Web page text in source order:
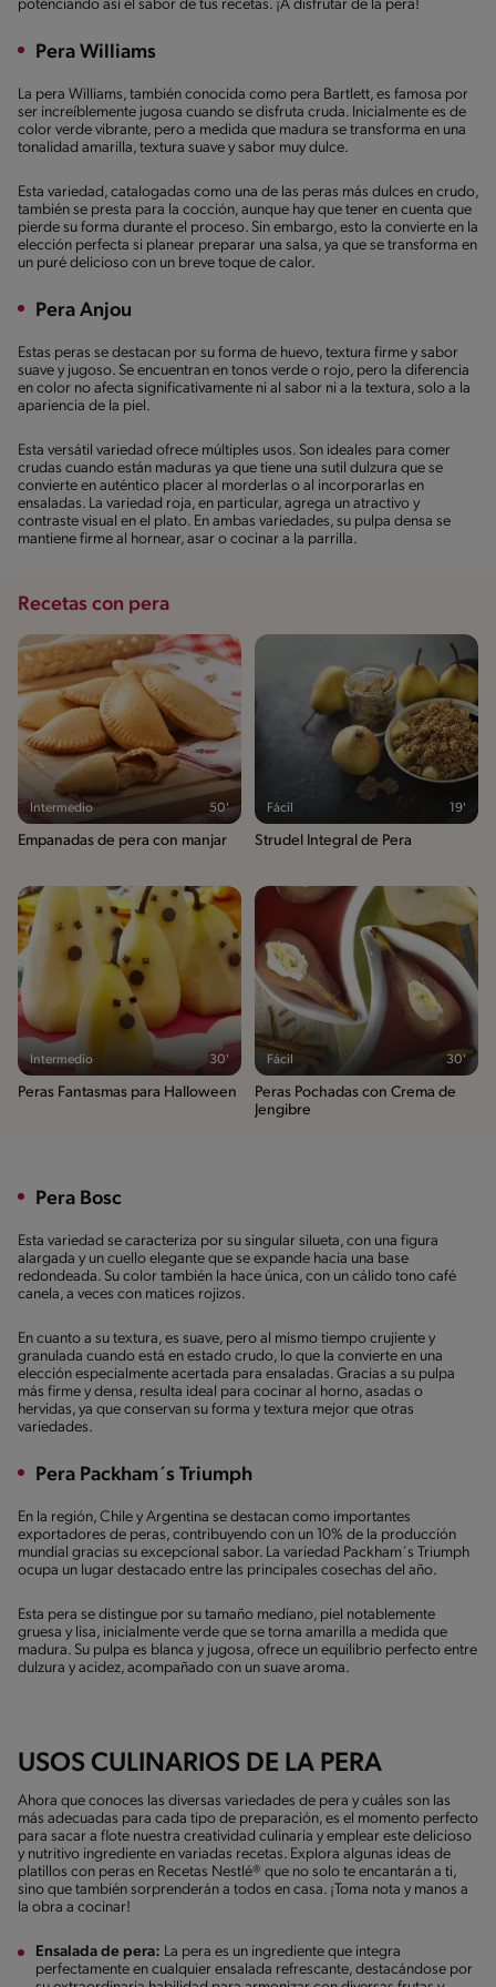
potenciando así el sabor de tus recetas. ¡A disfrutar de la pera!
Pera Williams
La pera Williams, también conocida como pera Bartlett, es famosa por
ser increíblemente jugosa cuando se disfruta cruda. Inicialmente es de
color verde vibrante, pero a medida que madura se transforma en una
tonalidad amarilla, textura suave y sabor muy dulce.
Esta variedad, catalogadas como una de las peras más dulces en crudo,
también se presta para la cocción, aunque hay que tener en cuenta que
pierde su forma durante el proceso. Sin embargo, esto la convierte en la
elección perfecta si planear preparar una salsa, ya que se transforma en
un puré delicioso con un breve toque de calor.
Pera Anjou
Estas peras se destacan por su forma de huevo, textura firme y sabor
suave y jugoso. Se encuentran en tonos verde o rojo, pero la diferencia
en color no afecta significativamente ni al sabor ni a la textura, solo a la
apariencia de la piel.
Esta versátil variedad ofrece múltiples usos. Son ideales para comer
crudas cuando están maduras ya que tiene una sutil dulzura que se
convierte en auténtico placer al morderlas o al incorporarlas en
ensaladas. La variedad roja, en particular, agrega un atractivo y
contraste visual en el plato. En ambas variedades, su pulpa densa se
mantiene firme al hornear, asar o cocinar a la parrilla.
Recetas con pera
Intermedio 50'
Empanadas de pera con manjar
Fácil 19'
Strudel Integral de Pera
Intermedio 30'
Peras Fantasmas para Halloween
Fácil 30'
Peras Pochadas con Crema de
Jengibre
Pera Bosc
Esta variedad se caracteriza por su singular silueta, con una figura
alargada y un cuello elegante que se expande hacia una base
redondeada. Su color también la hace única, con un cálido tono café
canela, a veces con matices rojizos.
En cuanto a su textura, es suave, pero al mismo tiempo crujiente y
granulada cuando está en estado crudo, lo que la convierte en una
elección especialmente acertada para ensaladas. Gracias a su pulpa
más firme y densa, resulta ideal para cocinar al horno, asadas o
hervidas, ya que conservan su forma y textura mejor que otras
variedades.
Pera Packham´s Triumph
En la región, Chile y Argentina se destacan como importantes
exportadores de peras, contribuyendo con un 10% de la producción
mundial gracias su excepcional sabor. La variedad Packham´s Triumph
ocupa un lugar destacado entre las principales cosechas del año.
Esta pera se distingue por su tamaño mediano, piel notablemente
gruesa y lisa, inicialmente verde que se torna amarilla a medida que
madura. Su pulpa es blanca y jugosa, ofrece un equilibrio perfecto entre
dulzura y acidez, acompañado con un suave aroma.
USOS CULINARIOS DE LA PERA
Ahora que conoces las diversas variedades de pera y cuáles son las
más adecuadas para cada tipo de preparación, es el momento perfecto
para sacar a flote nuestra creatividad culinaria y emplear este delicioso
y nutritivo ingrediente en variadas recetas. Explora algunas ideas de
platillos con peras en Recetas Nestlé® que no solo te encantarán a ti,
sino que también sorprenderán a todos en casa. ¡Toma nota y manos a
la obra a cocinar!
Ensalada de pera: La pera es un ingrediente que integra
perfectamente en cualquier ensalada refrescante, destacándose por